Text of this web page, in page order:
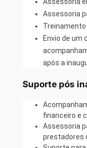
Assessoria
Envio de um
após a
Suporte pós
financeiro e
Assessoria
prestadores